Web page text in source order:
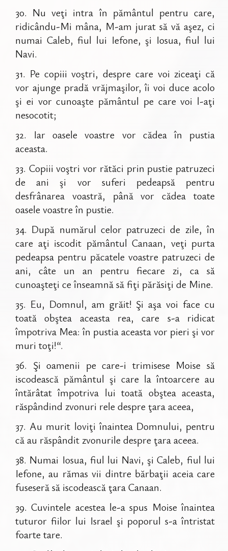
30. Nu veţi intra în pământul pentru care,
ridicându-Mi mâna, M-am jurat să vă aşez, ci
numai Caleb, fiul lui Iefone, şi Iosua, fiul lui
Navi.
31. Pe copiii voştri, despre care voi ziceaţi că
vor ajunge pradă vrăjmaşilor, îi voi duce acolo
şi ei vor cunoaşte pământul pe care voi l-aţi
nesocotit;
32.
Iar oasele voastre vor cădea în pustia
aceasta.
33. Copiii voştri vor rătăci prin pustie patruzeci
de ani şi vor suferi pedeapsă pentru
desfrânarea voastră, până vor cădea toate
oasele voastre în pustie.
34. După numărul celor patruzeci de zile, în
care aţi iscodit pământul Canaan, veţi purta
pedeapsa pentru păcatele voastre patruzeci de
ani, câte un an pentru fiecare zi, ca să
cunoaşteţi ce înseamnă să fiţi părăsiţi de Mine.
35. Eu, Domnul, am grăit! Şi aşa voi face cu
toată obştea aceasta rea, care s-a ridicat
împotriva Mea: în pustia aceasta vor pieri şi vor
muri toţi!“.
36. Şi oamenii pe care-i trimisese Moise să
iscodească pământul şi care la întoarcere au
întărâtat împotriva lui toată obştea aceasta,
răspândind zvonuri rele despre ţara aceea,
37. Au murit loviţi înaintea Domnului, pentru
că au răspândit zvonurile despre ţara aceea.
38. Numai Iosua, fiul lui Navi, şi Caleb, fiul lui
Iefone, au rămas vii dintre bărbaţii aceia care
fuseseră să iscodească ţara Canaan.
39. Cuvintele acestea le-a spus Moise înaintea
tuturor fiilor lui Israel şi poporul s-a întristat
foarte tare.